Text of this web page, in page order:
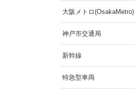
大阪メトロ(OsakaMetro)
神戸市交通局
新幹線
特急型車両